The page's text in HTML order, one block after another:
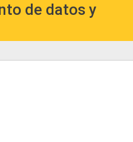
de datos y